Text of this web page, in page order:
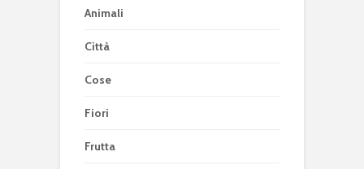
Animali
Città
Cose
Fiori
Frutta